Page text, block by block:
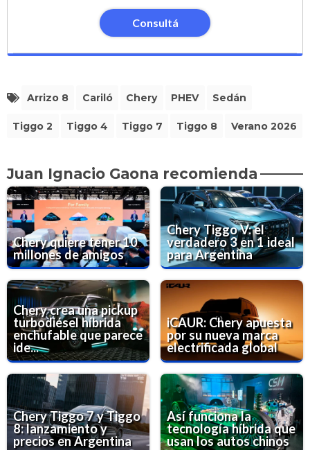
Consultá
Arrizo 8 Cariló Chery PHEV Sedán
Tiggo 2 Tiggo 4 Tiggo 7 Tiggo 8 Verano 2026
Juan Ignacio Gaona recomienda
Chery quiere tener 10
millones de amigos
Chery Tiggo V: el
verdadero 3 en 1 ideal
para Argentina
Chery crea una pickup
turbodiésel híbrida
enchufable que parece
ide...
iCAUR: Chery apuesta
por su nueva marca
electrificada global
Chery Tiggo 7 y Tiggo
8: lanzamiento y
precios en Argentina
Así funciona la
tecnología híbrida que
usan los autos chinos